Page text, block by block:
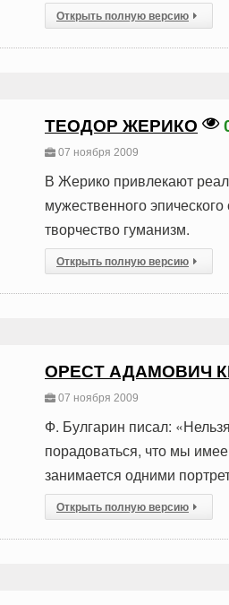
Открыть полную версию
ТЕОДОР ЖЕРИКО
07 ноября 2009
В Жерико привлекают
мужественного
творчество гуманизм.
Открыть полную версию
ОРЕСТ АДАМОВИЧ
07 ноября 2009
Ф. Булгарин писал:
порадоваться, что мы
занимается одними
Открыть полную версию